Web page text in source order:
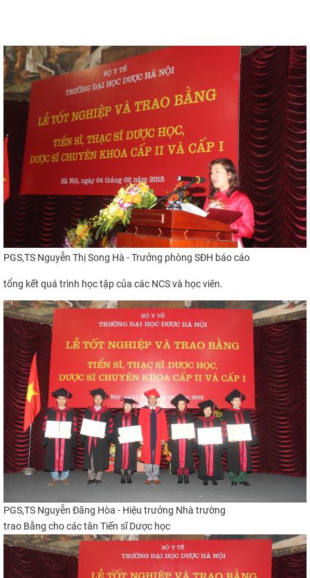
PGS,TS Nguyễn Thị Song Hà - Trưởng phòng SĐH báo cáo
tổng kết quá trình học tập của các NCS và học viên.​
PGS,TS Nguyễn Đăng Hòa - Hiệu trưởng Nhà trường
trao Bằng cho các tân Tiến sĩ Dược học